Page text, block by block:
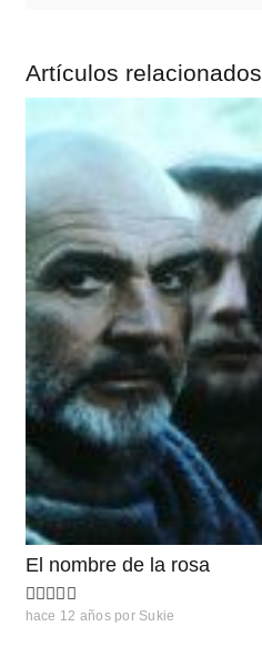
Artículos relacionados
El nombre de la rosa
hace 12 años por Sukie